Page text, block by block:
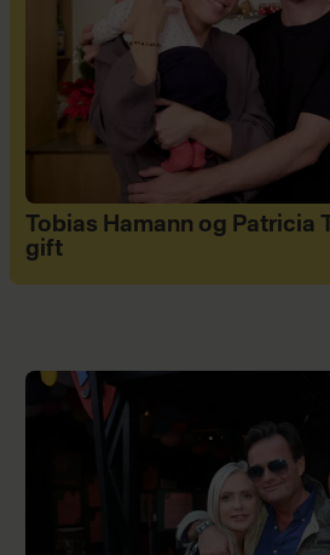
Tobias Hamann og Patricia
gift